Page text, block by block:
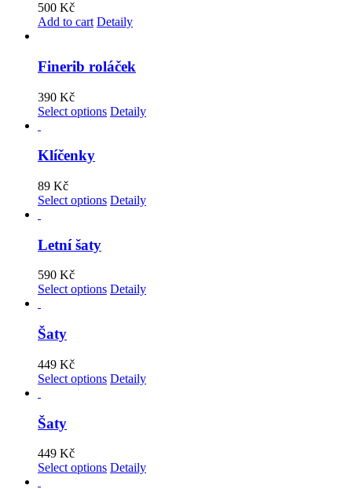
500 Kč
Add to cart Detaily
Finerib roláček
390 Kč
Select options Detaily
Klíčenky
89 Kč
Select options Detaily
Letní šaty
590 Kč
Select options Detaily
Šaty
449 Kč
Select options Detaily
Šaty
449 Kč
Select options Detaily